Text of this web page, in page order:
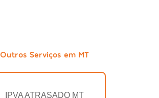
Outros Serviços em MT
IPVA ATRASADO MT